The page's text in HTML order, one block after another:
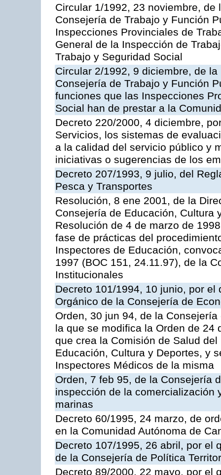
Circular 1/1992, 23 noviembre,
Consejería de Trabajo y Función
Inspecciones Provinciales de
General de la Inspección de
Trabajo y Seguridad Social
Circular 2/1992, 9 diciembre, de
Consejería de Trabajo y Función
funciones que las Inspecciones
Social han de prestar a la
Decreto 220/2000, 4 diciembre,
Servicios, los sistemas de
a la calidad del servicio público y
iniciativas o sugerencias de los
Decreto 207/1993, 9 julio, del
Pesca y Transportes
Resolución, 8 ene 2001, de la
Consejería de Educación, Cultura
Resolución de 4 de marzo de
fase de prácticas del
Inspectores de Educación,
1997 (BOC 151, 24.11.97), de la
Institucionales
Decreto 101/1994, 10 junio, por
Orgánico de la Consejería de
Orden, 30 jun 94, de la
la que se modifica la Orden de 24
que crea la Comisión de Salud
Educación, Cultura y Deportes, y
Inspectores Médicos de la misma
Orden, 7 feb 95, de la Consejería
inspección de la comercialización
marinas
Decreto 60/1995, 24 marzo, de
en la Comunidad Autónoma de
Decreto 107/1995, 26 abril, por el
de la Consejería de Política
Decreto 89/2000, 22 mayo, por el